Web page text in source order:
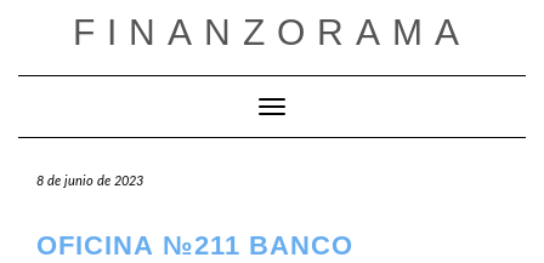
FINANZORAMA
Cambiar modo de navegación
8 de junio de 2023
OFICINA №211 BANCO